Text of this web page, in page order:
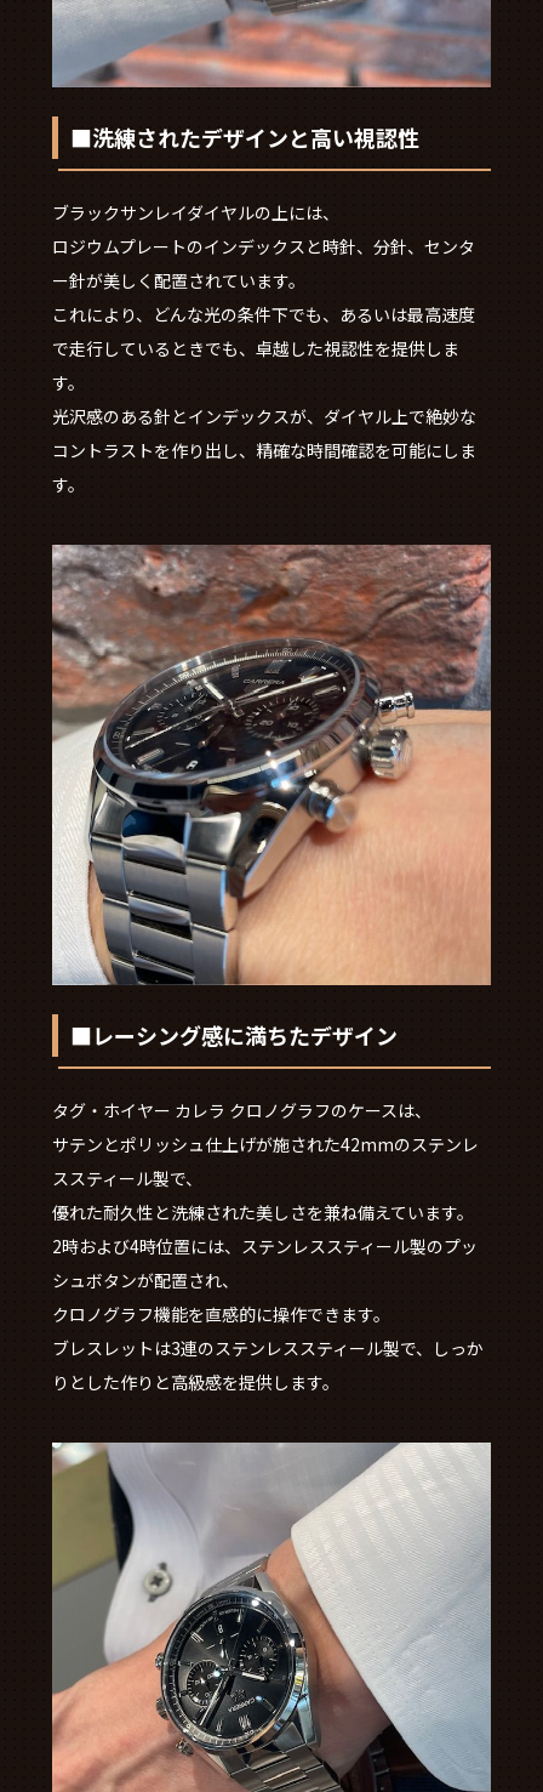
■洗練されたデザインと高い視認性
ブラックサンレイダイヤルの上には、
ロジウムプレートのインデックスと時針、分針、センタ
ー針が美しく配置されています。
これにより、どんな光の条件下でも、あるいは最高速度
で走行しているときでも、卓越した視認性を提供しま
す。
光沢感のある針とインデックスが、ダイヤル上で絶妙な
コントラストを作り出し、精確な時間確認を可能にしま
す。
■レーシング感に満ちたデザイン
タグ・ホイヤー カレラ クロノグラフのケースは、
サテンとポリッシュ仕上げが施された42mmのステンレ
ススティール製で、
優れた耐久性と洗練された美しさを兼ね備えています。
2時および4時位置には、ステンレススティール製のプッ
シュボタンが配置され、
クロノグラフ機能を直感的に操作できます。
ブレスレットは3連のステンレススティール製で、しっか
りとした作りと高級感を提供します。